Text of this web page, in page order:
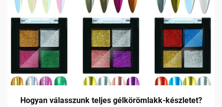
Hogyan válasszunk teljes gélkörömlakk-készletet?